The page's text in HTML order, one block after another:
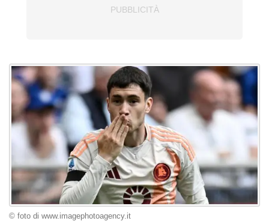
© foto di www.imagephotoagency.it